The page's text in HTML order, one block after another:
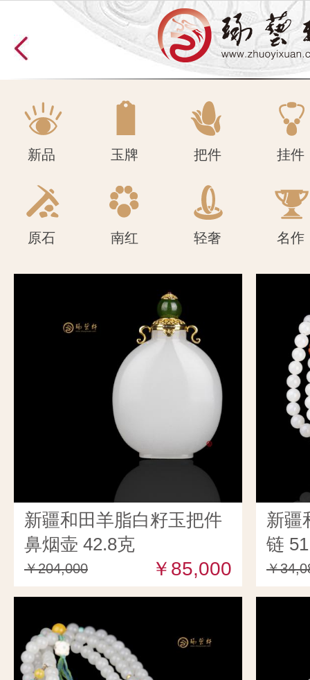
原石 南红 轻奢 名作
新品 玉牌 把件 挂件
原石 南红 轻奢 名作
新疆和田羊脂白籽玉把件
鼻烟壶 42.8克
￥204,000 ￥85,000
新疆
链
￥